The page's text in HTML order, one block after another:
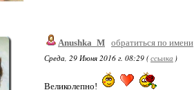
Anushka_M обратиться по имени
Среда, 29 Июня 2016 г. 08:29 (ссылка )
Великолепно!